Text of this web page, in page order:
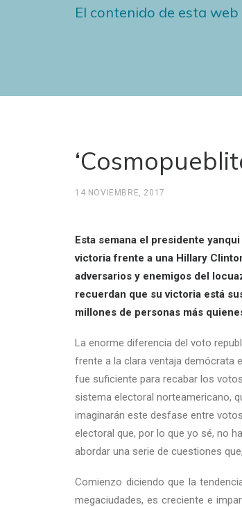
El contenido de esta
14 NOVIEMBRE, 2017
Esta semana el presidente
victoria frente a una Hillary
adversarios y enemigos del
recuerdan que su victoria está
millones de personas más
La enorme diferencia del voto
frente a la clara ventaja demócrata
fue suficiente para recabar los
sistema electoral norteamericano,
imaginarán este desfase entre
electoral que, por lo que yo sé, no
abordar una serie de cuestiones
Comienzo diciendo que la
megaciudades, es creciente e